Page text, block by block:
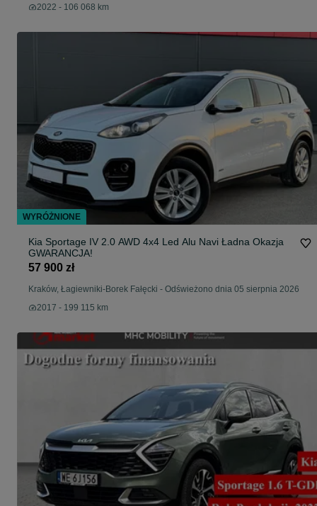
2022 - 106 068 km
Kia Sportage IV 2.0 AWD 4x4 Led Alu Navi Ładna Okazja
GWARANCJA!
57 900 zł
Kraków, Łagiewniki-Borek Fałęcki - Odświeżono dnia 05 sierpnia 2026
2017 - 199 115 km
WYRÓŻNIONE